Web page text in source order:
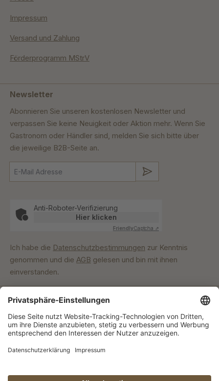
Impressum
Versand und Zahlung
Förderprogramm MStrV
Newsletter
Abonnieren Sie unseren kostenlosen Newsletter und
verpassen Sie keine Neuigkeit oder Aktion mehr. Wenn Sie
Gastronom oder Händler sind, melden Sie sich bitte über
die jeweilige B2B-Seite an.
Anti-Roboter-Verifizierung
Hier klicken
FriendlyCaptcha ⇗
Ich habe die Datenschutzbestimmungen zur Kenntnis
genommen und die AGB gelesen und bin mit ihnen
einverstanden.